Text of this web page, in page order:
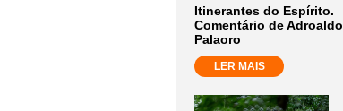
Itinerantes do Espírito.
Comentário de Adroaldo
Palaoro
LER MAIS